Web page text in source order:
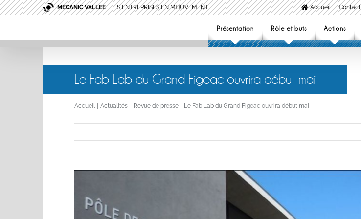
Passer
au
MECANIC VALLEE| LES ENTREPRISES EN MOUVEMENT Accueil Contact
Présentation Rôle et buts Actions
Le Fab Lab du Grand Figeac ouvrira début mai
Accueil Actualités Revue de presse Le Fab Lab du Grand Figeac ouvrira début mai